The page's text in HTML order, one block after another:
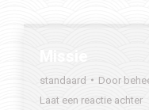
standaard Door
Laat een reactie achter